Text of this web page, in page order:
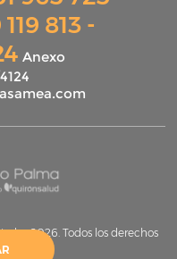
813 -
Anexo
2026. Todos los derechos